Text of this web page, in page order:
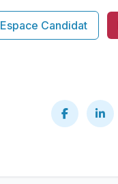
Espace Candidat